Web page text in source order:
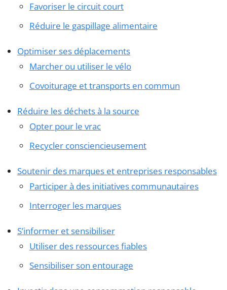
Favoriser le circuit court
Réduire le gaspillage alimentaire
Optimiser ses déplacements
Marcher ou utiliser le vélo
Covoiturage et transports en commun
Réduire les déchets à la source
Opter pour le vrac
Recycler consciencieusement
Soutenir des marques et entreprises responsables
Participer à des initiatives communautaires
Interroger les marques
S’informer et sensibiliser
Utiliser des ressources fiables
Sensibiliser son entourage